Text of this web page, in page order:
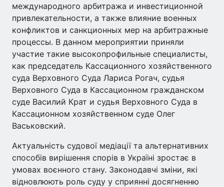
международного арбитража и инвестиционной
привлекательности, а также влияние военных
конфликтов и санкционных мер на арбитражные
процессы. В данном мероприятии приняли
участие такие высокопрофильные специалисты,
как председатель Кассационного хозяйственного
суда Верховного Суда Лариса Рогач, судья
Верховного Суда в Кассационном гражданском
суде Василий Крат и судья Верховного Суда в
Кассационном хозяйственном суде Олег
Васьковский.
Актуальність судової медіації та альтернативних
способів вирішення спорів в Україні зростає в
умовах воєнного стану. Законодавчі зміни, які
відновлюють роль суду у сприянні досягненню